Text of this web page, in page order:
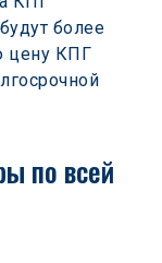
более
цену КПГ
по всей